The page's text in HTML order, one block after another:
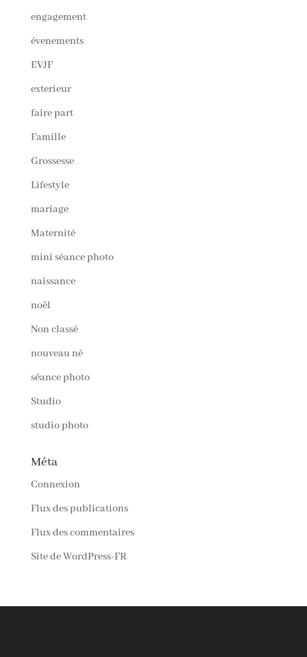
engagement
évenements
EVJF
exterieur
faire part
Famille
Grossesse
Lifestyle
mariage
Maternité
mini séance photo
naissance
noël
Non classé
nouveau né
séance photo
Studio
studio photo
Méta
Connexion
Flux des publications
Flux des commentaires
Site de WordPress-FR